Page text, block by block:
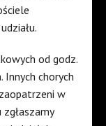
od godz.
Innych chorych
w